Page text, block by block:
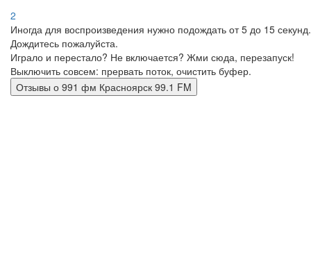
2
Иногда для воспроизведения нужно подождать от 5 до 15 секунд.
Дождитесь пожалуйста.
Играло и перестало? Не включается? Жми сюда, перезапуск!
Выключить совсем: прервать поток, очистить буфер.
Отзывы о 991 фм Красноярск 99.1 FM